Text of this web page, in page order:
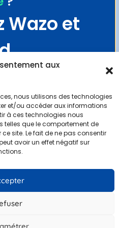
aux
nous utilisons des technologies
et/ou accéder aux informations
à ces technologies nous
telles que le comportement de
site. Le fait de ne pas consentir
avoir un effet négatif sur
Mentions légales–Gestion des
réalisé parMyDigiCompany
Wazo et